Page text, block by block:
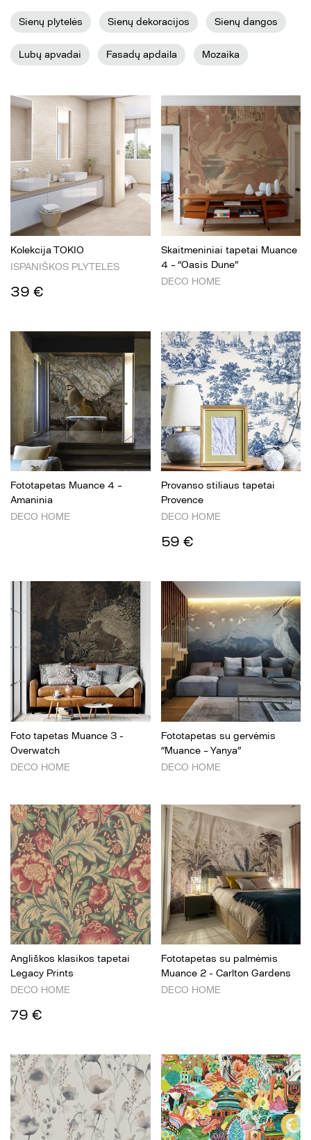
Sienų plytelės Sienų dekoracijos Sienų dangos
Lubų apvadai Fasadų apdaila Mozaika
Kolekcija TOKIO
ISPANIŠKOS PLYTELĖS
39 €
Skaitmeniniai tapetai Muance
4 – “Oasis Dune”
DECO HOME
Fototapetas Muance 4 –
Amaninia
DECO HOME
Provanso stiliaus tapetai
Provence
DECO HOME
59 €
Foto tapetas Muance 3 -
Overwatch
DECO HOME
Fototapetas su gervėmis
“Muance – Yanya”
DECO HOME
Angliškos klasikos tapetai
Legacy Prints
DECO HOME
79 €
Fototapetas su palmėmis
Muance 2 - Carlton Gardens
DECO HOME